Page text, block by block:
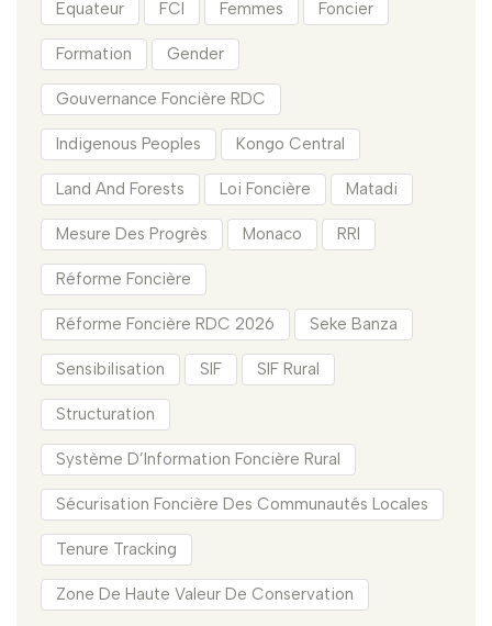
Equateur FCI Femmes Foncier
Formation Gender
Gouvernance Foncière RDC
Indigenous Peoples Kongo Central
Land And Forests Loi Foncière Matadi
Mesure Des Progrès Monaco RRI
Réforme Foncière
Réforme Foncière RDC 2026 Seke Banza
Sensibilisation SIF SIF Rural
Structuration
Système D’Information Foncière Rural
Sécurisation Foncière Des Communautés Locales
Tenure Tracking
Zone De Haute Valeur De Conservation